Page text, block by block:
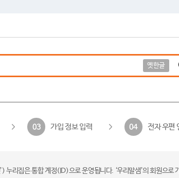
옛한글
03 가입 정보 입력 04 전자 우편
누리집은 통합 계정(ID)으로 운영됩니다. ‘우리말샘’의 회원으